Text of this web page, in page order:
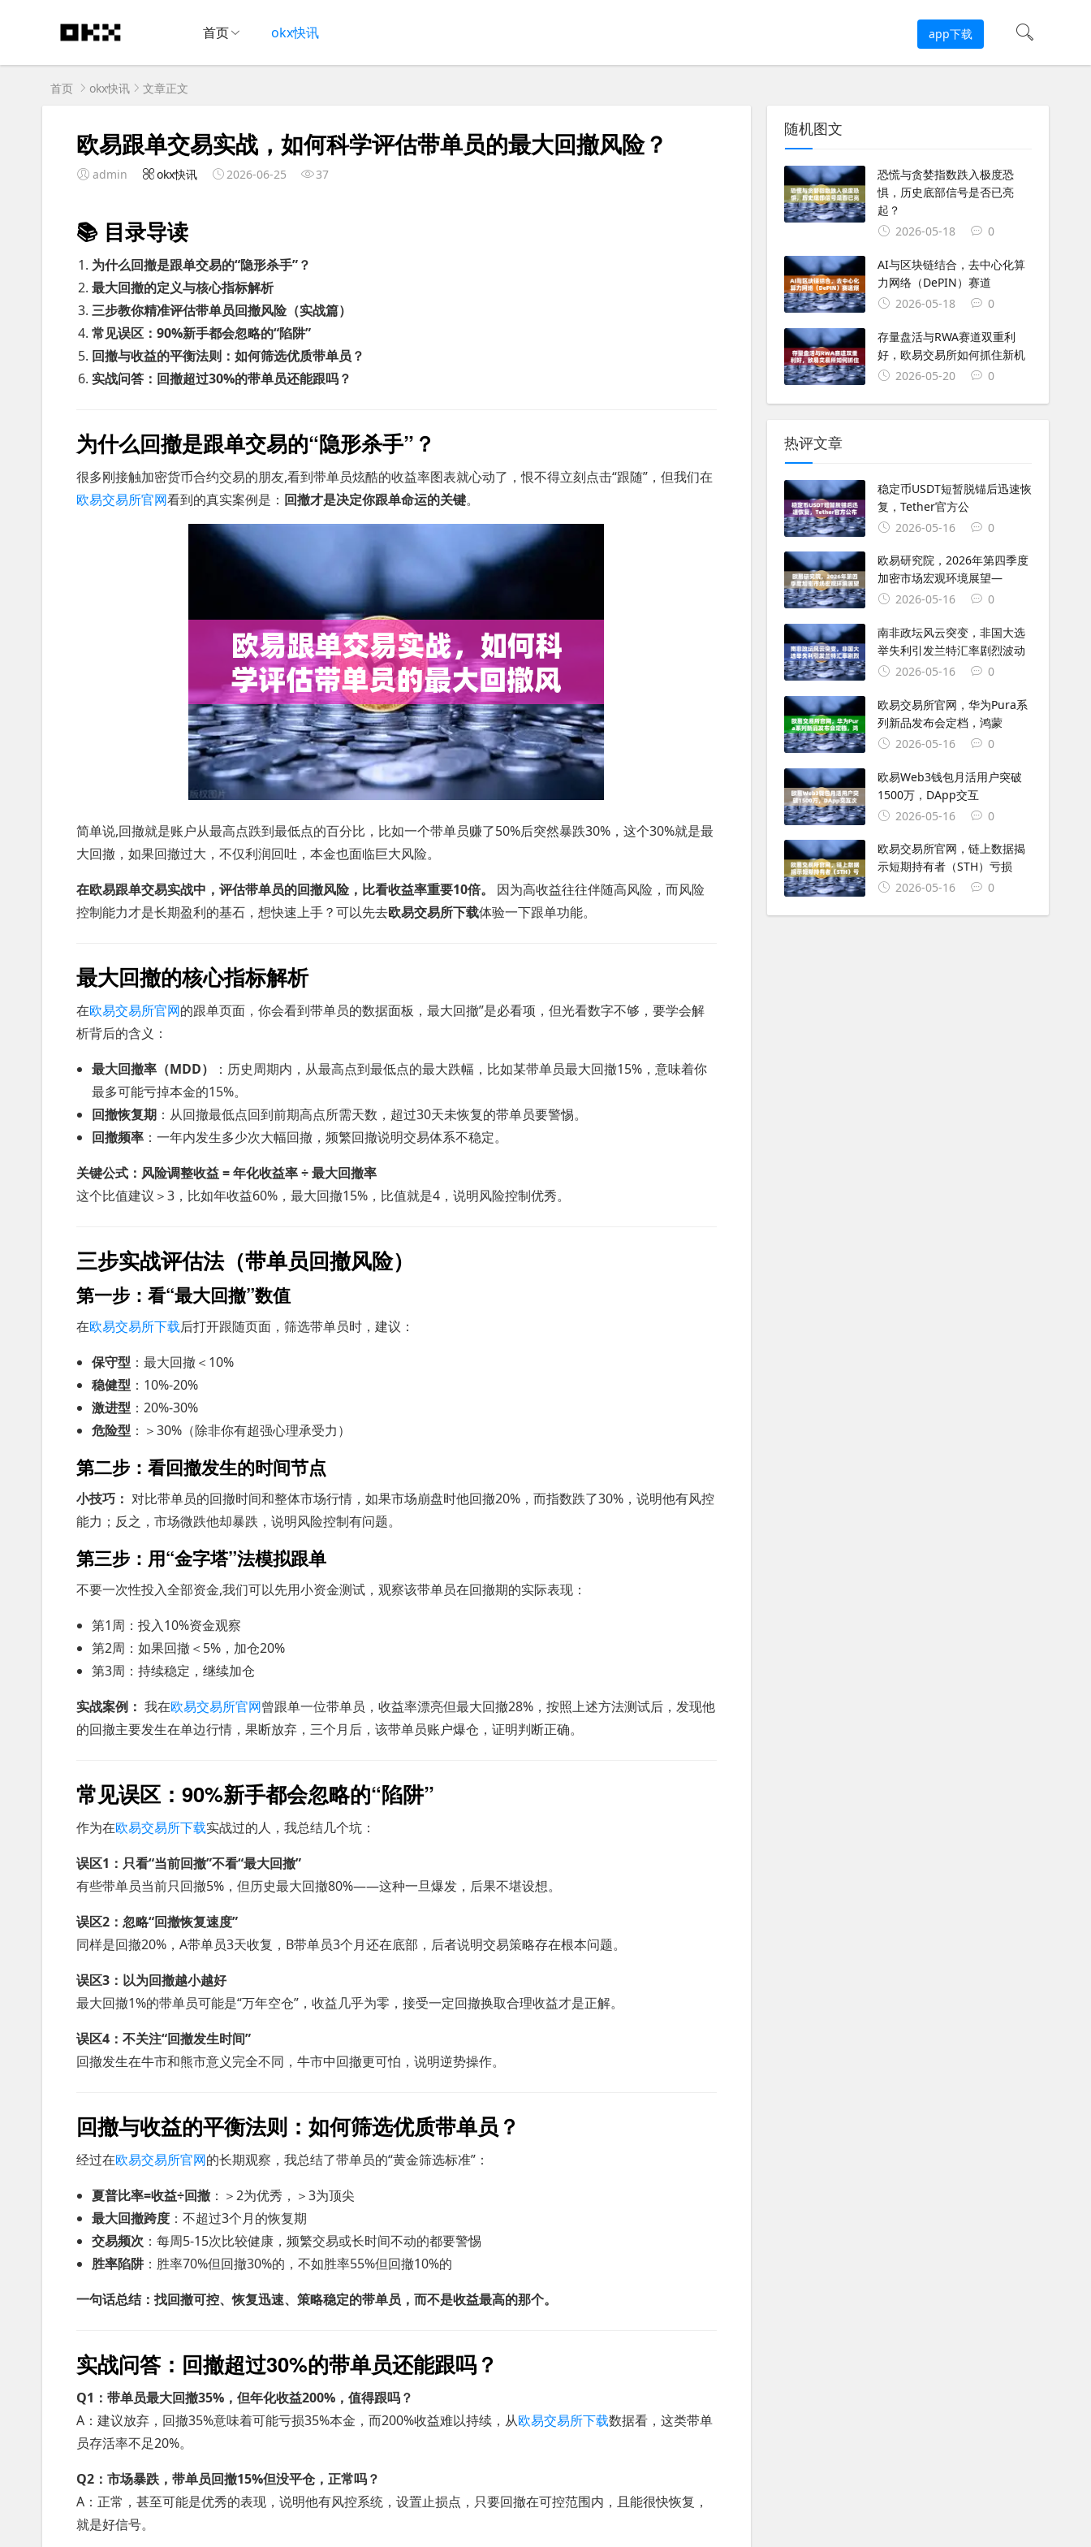
首页 okx快讯 app下载
首页 okx快讯 文章正文
欧易跟单交易实战，如何科学评估带单员的最大回撤风险？
admin okx快讯 2026-06-25 37
📚 目录导读
为什么回撤是跟单交易的“隐形杀手”？
最大回撤的定义与核心指标解析
三步教你精准评估带单员回撤风险（实战篇）
常见误区：90%新手都会忽略的“陷阱”
回撤与收益的平衡法则：如何筛选优质带单员？
实战问答：回撤超过30%的带单员还能跟吗？
为什么回撤是跟单交易的“隐形杀手”？
很多刚接触加密货币合约交易的朋友,看到带单员炫酷的收益率图表就心动了，恨不得立刻点击“跟随”，但我们在
欧易交易所官网看到的真实案例是： 回撤才是决定你跟单命运的关键。
简单说,回撤就是账户从最高点跌到最低点的百分比，比如一个带单员赚了50%后突然暴跌30%，这个30%就是最
大回撤，如果回撤过大，不仅利润回吐，本金也面临巨大风险。
在欧易跟单交易实战中，评估带单员的回撤风险，比看收益率重要10倍。
因为高收益往往伴随高风险，而风险
控制能力才是长期盈利的基石，想快速上手？可以先去欧易交易所下载体验一下跟单功能。
最大回撤的核心指标解析
在欧易交易所官网的跟单页面，你会看到带单员的数据面板，最大回撤”是必看项，但光看数字不够，要学会解
析背后的含义：
最大回撤率（MDD）
：历史周期内，从最高点到最低点的最大跌幅，比如某带单员最大回撤15%，意味着你
最多可能亏掉本金的15%。
回撤恢复期 ：从回撤最低点回到前期高点所需天数，超过30天未恢复的带单员要警惕。
回撤频率 ：一年内发生多少次大幅回撤，频繁回撤说明交易体系不稳定。
关键公式：风险调整收益 = 年化收益率 ÷ 最大回撤率
这个比值建议＞3，比如年收益60%，最大回撤15%，比值就是4，说明风险控制优秀。
三步实战评估法（带单员回撤风险）
第一步：看“最大回撤”数值
在欧易交易所下载后打开跟随页面，筛选带单员时，建议：
保守型 ：最大回撤＜10%
稳健型 ：10%-20%
激进型 ：20%-30%
危险型 ：＞30%（除非你有超强心理承受力）
第二步：看回撤发生的时间节点
小技巧： 对比带单员的回撤时间和整体市场行情，如果市场崩盘时他回撤20%，而指数跌了30%，说明他有风控
能力；反之，市场微跌他却暴跌，说明风险控制有问题。
第三步：用“金字塔”法模拟跟单
不要一次性投入全部资金,我们可以先用小资金测试，观察该带单员在回撤期的实际表现：
第1周：投入10%资金观察
第2周：如果回撤＜5%，加仓20%
第3周：持续稳定，继续加仓
实战案例： 我在欧易交易所官网曾跟单一位带单员，收益率漂亮但最大回撤28%，按照上述方法测试后，发现他
的回撤主要发生在单边行情，果断放弃，三个月后，该带单员账户爆仓，证明判断正确。
常见误区：90%新手都会忽略的“陷阱”
作为在欧易交易所下载实战过的人，我总结几个坑：
误区1：只看“当前回撤”不看“最大回撤”
有些带单员当前只回撤5%，但历史最大回撤80%——这种一旦爆发，后果不堪设想。
误区2：忽略“回撤恢复速度”
同样是回撤20%，A带单员3天收复，B带单员3个月还在底部，后者说明交易策略存在根本问题。
误区3：以为回撤越小越好
最大回撤1%的带单员可能是“万年空仓”，收益几乎为零，接受一定回撤换取合理收益才是正解。
误区4：不关注“回撤发生时间”
回撤发生在牛市和熊市意义完全不同，牛市中回撤更可怕，说明逆势操作。
回撤与收益的平衡法则：如何筛选优质带单员？
经过在欧易交易所官网的长期观察，我总结了带单员的“黄金筛选标准”：
夏普比率=收益÷回撤 ：＞2为优秀，＞3为顶尖
最大回撤跨度 ：不超过3个月的恢复期
交易频次 ：每周5-15次比较健康，频繁交易或长时间不动的都要警惕
胜率陷阱 ：胜率70%但回撤30%的，不如胜率55%但回撤10%的
一句话总结：找回撤可控、恢复迅速、策略稳定的带单员，而不是收益最高的那个。
实战问答：回撤超过30%的带单员还能跟吗？
Q1：带单员最大回撤35%，但年化收益200%，值得跟吗？
A：建议放弃，回撤35%意味着可能亏损35%本金，而200%收益难以持续，从欧易交易所下载数据看，这类带单
员存活率不足20%。
Q2：市场暴跌，带单员回撤15%但没平仓，正常吗？
A：正常，甚至可能是优秀的表现，说明他有风控系统，设置止损点，只要回撤在可控范围内，且能很快恢复，
就是好信号。
随机图文
恐慌与贪婪指数跌入极度恐
惧，历史底部信号是否已亮
起？
2026-05-18
0
AI与区块链结合，去中心化算
力网络（DePIN）赛道
2026-05-18
0
存量盘活与RWA赛道双重利
好，欧易交易所如何抓住新机
2026-05-20
0
热评文章
稳定币USDT短暂脱锚后迅速恢
复，Tether官方公
2026-05-16
0
欧易研究院，2026年第四季度
加密市场宏观环境展望—
2026-05-16
0
南非政坛风云突变，非国大选
举失利引发兰特汇率剧烈波动
2026-05-16
0
欧易交易所官网，华为Pura系
列新品发布会定档，鸿蒙
2026-05-16
0
欧易Web3钱包月活用户突破
1500万，DApp交互
2026-05-16
0
欧易交易所官网，链上数据揭
示短期持有者（STH）亏损
2026-05-16
0